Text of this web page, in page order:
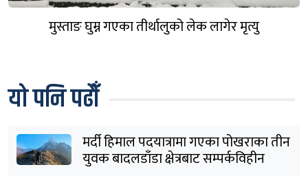
मुस्ताङ घुम्न गएका तीर्थालुको लेक लागेर मृत्यु
यो पनि पढौँ
मर्दी हिमाल पदयात्रामा गएका पोखराका तीन
युवक बादलडाँडा क्षेत्रबाट सम्पर्कविहीन